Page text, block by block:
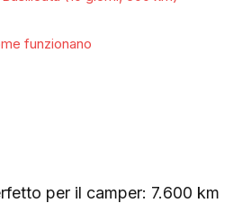
funzionano
per il camper: 7.600 km